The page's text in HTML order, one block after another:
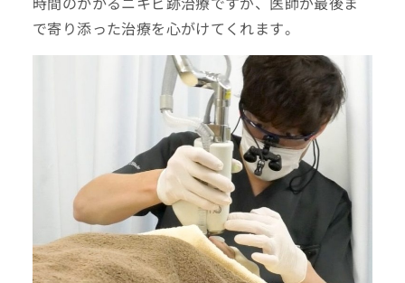
で寄り添った治療を心がけてくれます。